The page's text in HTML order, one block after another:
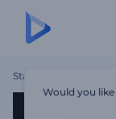
Startseite
Would you